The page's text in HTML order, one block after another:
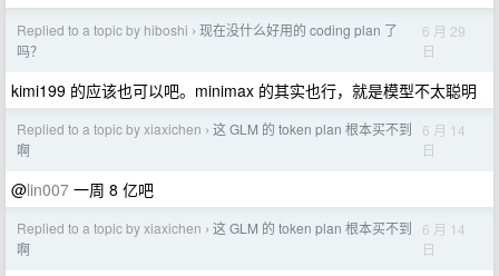
Replied to a topic by hiboshi › 现在没什么好用的 coding plan 了
吗？
6 月 29
日
kimi199 的应该也可以吧。minimax 的其实也行，就是模型不太聪明
Replied to a topic by xiaxichen › 这 GLM 的 token plan 根本买不到
啊
6 月 14
日
@lin007 一周 8 亿吧
Replied to a topic by xiaxichen › 这 GLM 的 token plan 根本买不到
啊
6 月 14
日